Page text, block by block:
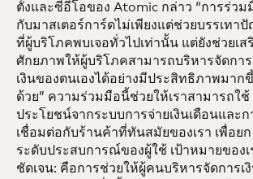
ตั้งและซีอีโอของ Atomic กล่าว “การร่วม
กับมาสเตอร์การ์ดไม่เพียงแต่ช่วยบรรเทา
ที่ผู้บริโภคพบเจอทั่วไปเท่านั้น แต่ยังช่วยเส
ศักยภาพให้ผู้บริโภคสามารถบริหารจัดกา
เงินของตนเองได้อย่างมีประสิทธิภาพมาก
ด้วย” ความร่วมมือนี้ช่วยให้เราสามารถใช้
ประโยชน์จากระบบการจ่ายเงินเดือนและก
เชื่อมต่อกับร้านค้าที่ทันสมัยของเรา เพื่อยก
ระดับประสบการณ์ของผู้ใช้ เป้าหมายของเ
ชัดเจน: คือการช่วยให้ผู้คนบริหารจัดการเ